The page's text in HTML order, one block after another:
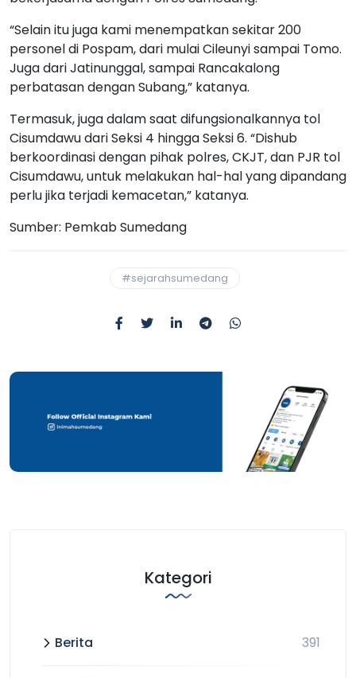
“Selain itu juga kami menempatkan sekitar 200
personel di Pospam, dari mulai Cileunyi sampai Tomo.
Juga dari Jatinunggal, sampai Rancakalong
perbatasan dengan Subang,” katanya.
Termasuk, juga dalam saat difungsionalkannya tol
Cisumdawu dari Seksi 4 hingga Seksi 6. “Dishub
berkoordinasi dengan pihak polres, CKJT, dan PJR tol
Cisumdawu, untuk melakukan hal-hal yang dipandang
perlu jika terjadi kemacetan,” katanya.
Sumber: Pemkab Sumedang
#sejarahsumedang
Kategori
Berita 391